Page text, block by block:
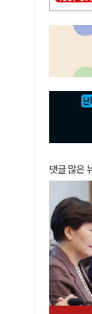
댓글 많은